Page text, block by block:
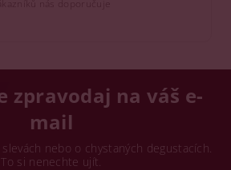
zpravodaj na váš e-
mail
nebo o chystaných degustacích.
To si nenechte ujít.